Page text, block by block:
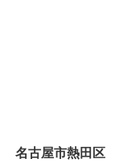
名古屋市熱田区